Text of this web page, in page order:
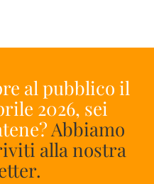
al pubblico il
2026, sei
Abbiamo
alla nostra